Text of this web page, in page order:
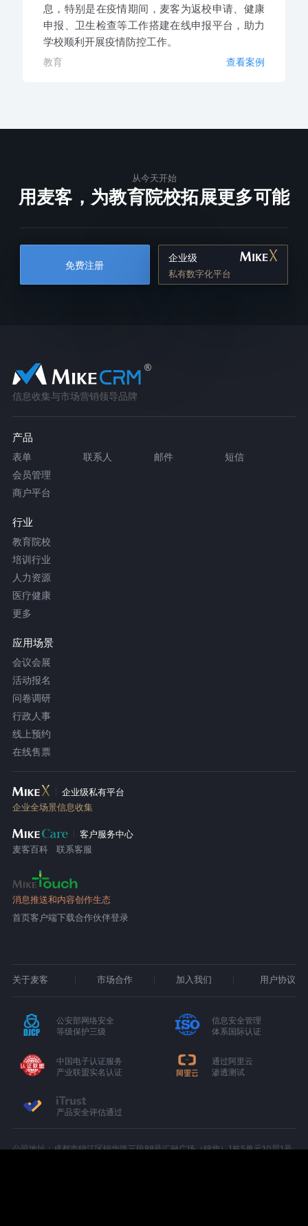
息，特别是在疫情期间，麦客为返校申请、健康
申报、卫生检查等工作搭建在线申报平台，助力
学校顺利开展疫情防控工作。
教育 查看案例
从今天开始
用麦客，为教育院校拓展更多可能
免费注册
企业级
私有数字化平台
信息收集与市场营销领导品牌
产品
表单 联系人 邮件
短信
会员管理
商户平台
行业
教育院校
培训行业
人力资源
医疗健康
更多
应用场景
会议会展
活动报名
问卷调研
行政人事
线上预约
在线售票
企业级私有平台
企业全场景信息收集
客户服务中心
麦客百科
联系客服
消息推送和内容创作生态
首页客户端下载合作伙伴登录
关于麦客 市场合作 加入我们 用户协议
公安部网络安全
等级保护三级
信息安全管理
体系国际认证
中国电子认证服务
产业联盟实名认证
通过阿里云
渗透测试
产品安全评估通过
公司地址：成都市锦江区锦华路三段88号汇融广场（锦华）1栋5单元10层1号